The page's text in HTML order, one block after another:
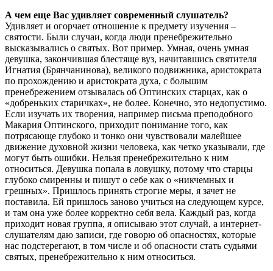
А чем еще Вас удивляет современный слушатель?
Удивляет и огорчает отношение к предмету изучения –
святости. Были случаи, когда люди пренебрежительно
высказывались о святых. Вот пример. Умная, очень умная
девушка, закончившая блестяще вуз, начитавшись святителя
Игнатия (Брянчанинова), великого подвижника, аристократа
по прохождению и аристократа духа, с большим
пренебрежением отзывалась об Оптинских старцах, как о
«добреньких старичках», не более. Конечно, это недопустимо.
Если изучать их творения, например письма преподобного
Макария Оптинского, приходит понимание того, как
потрясающе глубоко и тонко они чувствовали малейшее
движение духовной жизни человека, как четко указывали, где
могут быть ошибки. Нельзя пренебрежительно к ним
относиться. Девушка попала в ловушку, потому что старцы
глубоко смиренны и пишут о себе как о «никчемных и
грешных». Пришлось принять строгие меры, я зачет не
поставила. Ей пришлось заново учиться на следующем курсе,
и там она уже более корректно себя вела. Каждый раз, когда
приходит новая группа, я описываю этот случай, а интернет-
слушателям даю записи, где говорю об опасностях, которые
нас подстерегают, в том числе и об опасности стать судьями
святых, пренебрежительно к ним относиться.